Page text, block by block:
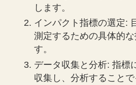
します。
インパクト指標の選定:
測定するための具体的
す。
データ収集と分析: 指標
収集し、分析すること